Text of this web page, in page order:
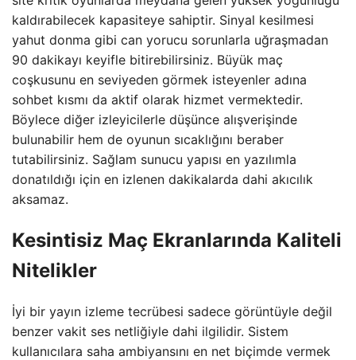
kaldırabilecek kapasiteye sahiptir. Sinyal kesilmesi
yahut donma gibi can yorucu sorunlarla uğraşmadan
90 dakikayı keyifle bitirebilirsiniz. Büyük maç
coşkusunu en seviyeden görmek isteyenler adına
sohbet kısmı da aktif olarak hizmet vermektedir.
Böylece diğer izleyicilerle düşünce alışverişinde
bulunabilir hem de oyunun sıcaklığını beraber
tutabilirsiniz. Sağlam sunucu yapısı en yazılımla
donatıldığı için en izlenen dakikalarda dahi akıcılık
aksamaz.
Kesintisiz Maç Ekranlarında Kaliteli
Nitelikler
İyi bir yayın izleme tecrübesi sadece görüntüyle değil
benzer vakit ses netliğiyle dahi ilgilidir. Sistem
kullanıcılara saha ambiyansını en net biçimde vermek